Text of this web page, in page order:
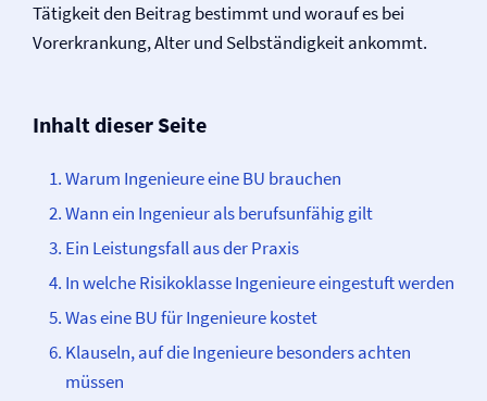
Tätigkeit den Beitrag bestimmt und worauf es bei
Vorerkrankung, Alter und Selbständigkeit ankommt.
Inhalt dieser Seite
Warum Ingenieure eine BU brauchen
Wann ein Ingenieur als berufsunfähig gilt
Ein Leistungsfall aus der Praxis
In welche Risikoklasse Ingenieure eingestuft werden
Was eine BU für Ingenieure kostet
Klauseln, auf die Ingenieure besonders achten
müssen